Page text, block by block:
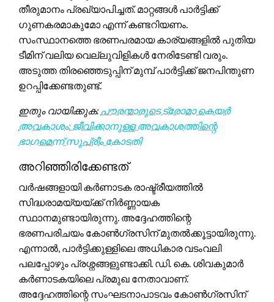
തീരുമാനം പ്രഖ്യാപിച്ചത്. മാറ്റങ്ങൾ പാർട്ടിക്ക്
ഗുണകരമാകുമോ എന്ന് കണ്ടറിയണം.
സംസ്ഥാനത്തെ ഭരണപരമായ കാര്യങ്ങളിൽ പുതിയ
ടീമിന് വലിയ വെല്ലുവിളികൾ നേരിടേണ്ടി വരും.
അടുത്ത തിരഞ്ഞെടുപ്പിന് മുമ്പ് പാർട്ടിക്ക് ജനപിന്തുണ
ഉറപ്പിക്കേണ്ടതുണ്ട്.
ഇതും വായിക്കുക: പൗരന്മാരുടെ ട്രോമാ കെയർ
അവകാശം: ജീവിക്കാനുള്ള അവകാശത്തിന്റെ
ഭാഗമെന്ന് സുപ്രീം കോടതി
അറിഞ്ഞിരിക്കേണ്ടത്
വർഷങ്ങളായി കർണാടക രാഷ്ട്രീയത്തിൽ
സിദ്ധരാമയ്യയ്ക്ക് നിർണ്ണായക
സ്ഥാനമുണ്ടായിരുന്നു. അദ്ദേഹത്തിന്റെ
ഭരണപരിചയം കോൺഗ്രസിന് മുതൽക്കൂട്ടായിരുന്നു.
എന്നാൽ, പാർട്ടിക്കുള്ളിലെ അധികാര വടംവലി
പലപ്പോഴും പ്രശ്നങ്ങളുണ്ടാക്കി. ഡി. കെ. ശിവകുമാർ
കർണാടകയിലെ പ്രമുഖ നേതാവാണ്.
അദ്ദേഹത്തിന്റെ സംഘടനാപാടവം കോൺഗ്രസിന്